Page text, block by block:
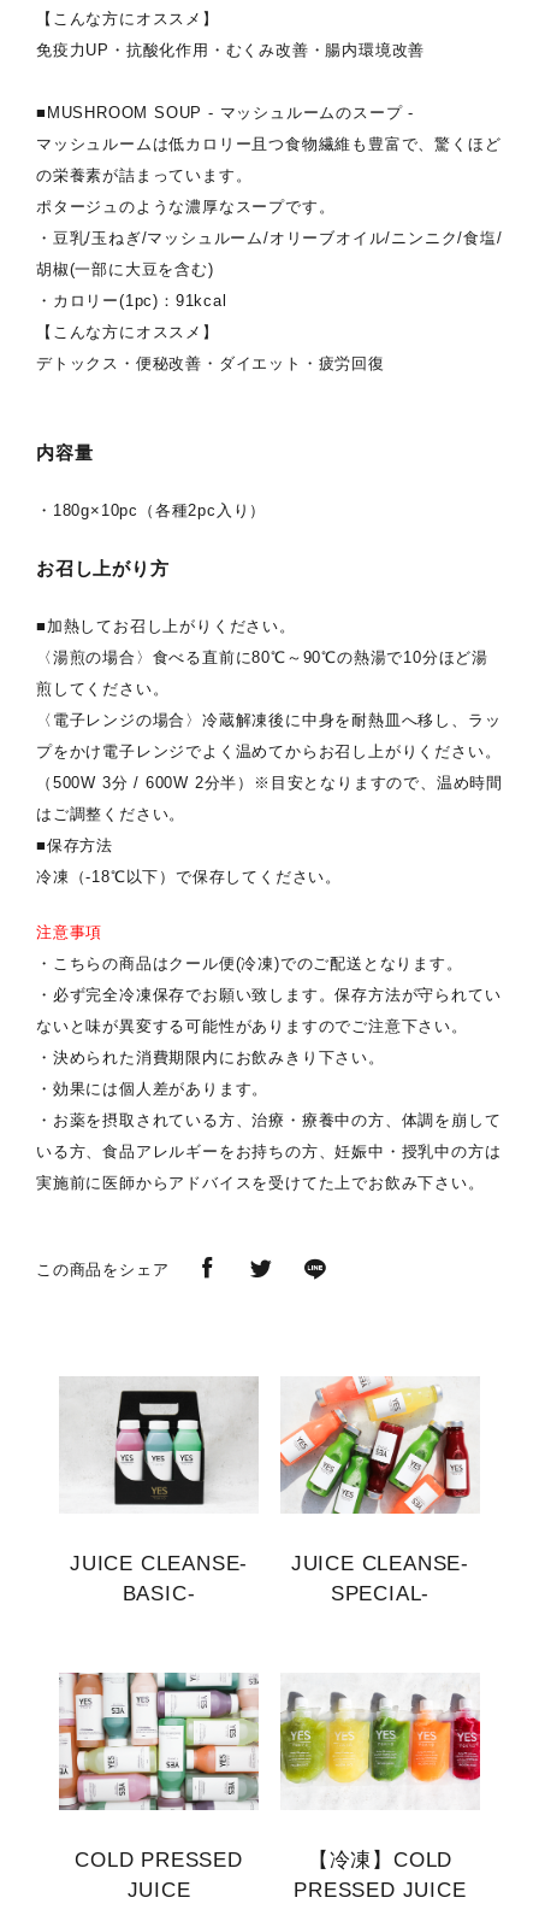
【こんな方にオススメ】
免疫力UP・抗酸化作用・むくみ改善・腸内環境改善
■MUSHROOM SOUP - マッシュルームのスープ -
マッシュルームは低カロリー且つ食物繊維も豊富で、驚くほど
の栄養素が詰まっています。
ポタージュのような濃厚なスープです。
・豆乳/玉ねぎ/マッシュルーム/オリーブオイル/ニンニク/食塩/
胡椒(一部に大豆を含む)
・カロリー(1pc)：91kcal
【こんな方にオススメ】
デトックス・便秘改善・ダイエット・疲労回復
内容量
・180g×10pc（各種2pc入り）
お召し上がり方
■加熱してお召し上がりください。
〈湯煎の場合〉食べる直前に80℃～90℃の熱湯で10分ほど湯
煎してください。
〈電子レンジの場合〉冷蔵解凍後に中身を耐熱皿へ移し、ラッ
プをかけ電子レンジでよく温めてからお召し上がりください。
（500W 3分 / 600W 2分半）※目安となりますので、温め時間
はご調整ください。
■保存方法
冷凍（-18℃以下）で保存してください。
注意事項
・こちらの商品はクール便(冷凍)でのご配送となります。
・必ず完全冷凍保存でお願い致します。保存方法が守られてい
ないと味が異変する可能性がありますのでご注意下さい。
・決められた消費期限内にお飲みきり下さい。
・効果には個人差があります。
・お薬を摂取されている方、治療・療養中の方、体調を崩して
いる方、食品アレルギーをお持ちの方、妊娠中・授乳中の方は
実施前に医師からアドバイスを受けてた上でお飲み下さい。
この商品をシェア
JUICE CLEANSE-
BASIC-
JUICE CLEANSE-
SPECIAL-
COLD PRESSED
JUICE
【冷凍】COLD
PRESSED JUICE